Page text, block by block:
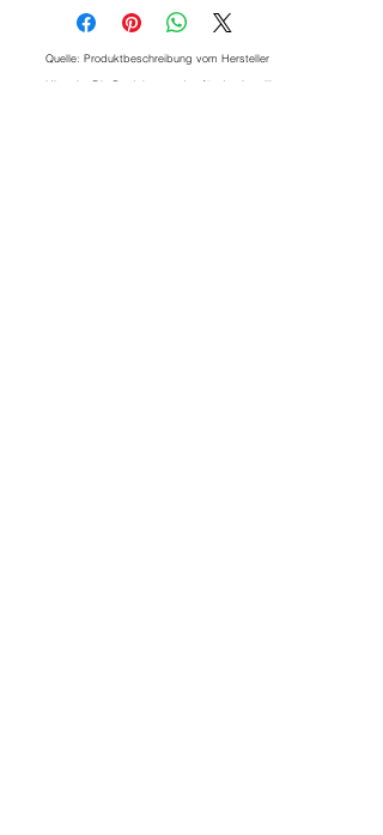
Quelle: Produktbeschreibung vom Hersteller
Hinweis: Die Produkte wurden für den jeweiligen